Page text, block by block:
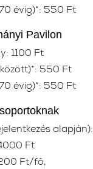
évig)*: 550 Ft
Pavilon
1100 Ft
550 Ft
évig)*: 550 Ft
alapján):
Ft
Ft/fő,